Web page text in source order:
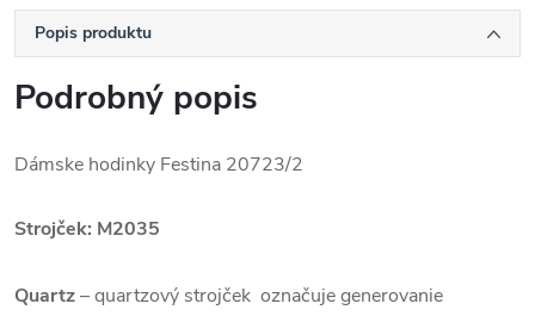
Popis produktu
Podrobný popis
Dámske hodinky Festina 20723/2
Strojček: M2035
Quartz– quartzový strojček označuje generovanie